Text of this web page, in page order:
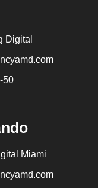
Digital
50
Miami